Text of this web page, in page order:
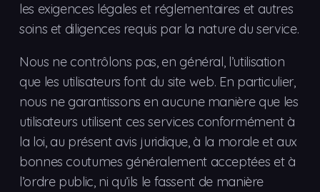
les exigences légales et réglementaires et autres
soins et diligences requis par la nature du service.
Nous ne contrôlons pas, en général, l’utilisation
que les utilisateurs font du site web. En particulier,
nous ne garantissons en aucune manière que les
utilisateurs utilisent ces services conformément à
la loi, au présent avis juridique, à la morale et aux
bonnes coutumes généralement acceptées et à
l’ordre public, ni qu’ils le fassent de manière